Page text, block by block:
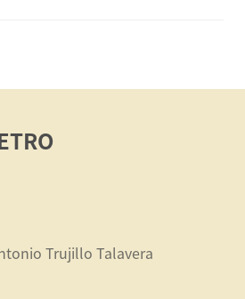
Trujillo Talavera